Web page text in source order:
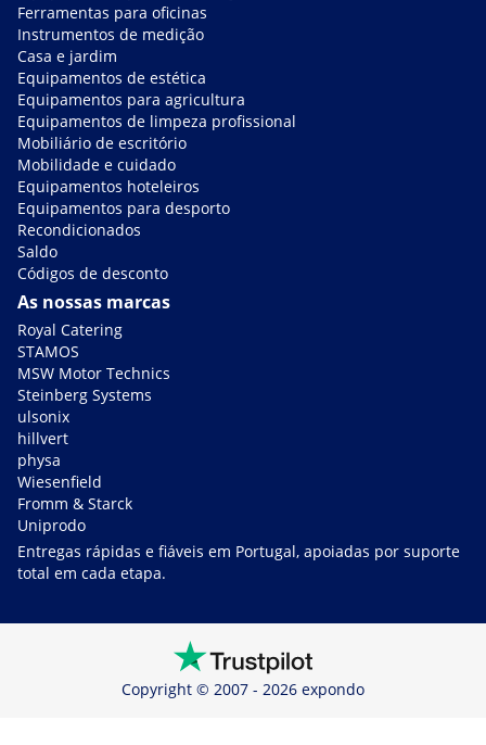
Ferramentas para oficinas
Instrumentos de medição
Casa e jardim
Equipamentos de estética
Equipamentos para agricultura
Equipamentos de limpeza profissional
Mobiliário de escritório
Mobilidade e cuidado
Equipamentos hoteleiros
Equipamentos para desporto
Recondicionados
Saldo
Códigos de desconto
As nossas marcas
Royal Catering
STAMOS
MSW Motor Technics
Steinberg Systems
ulsonix
hillvert
physa
Wiesenfield
Fromm & Starck
Uniprodo
Entregas rápidas e fiáveis em Portugal, apoiadas por suporte
total em cada etapa.
Copyright © 2007 - 2026 expondo